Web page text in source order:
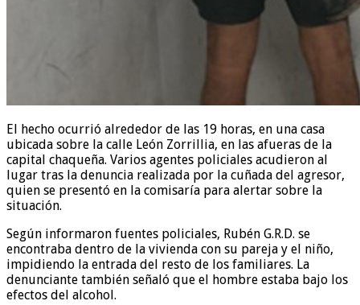
El hecho ocurrió alrededor de las 19 horas, en una casa
ubicada sobre la calle León Zorrillia, en las afueras de la
capital chaqueña. Varios agentes policiales acudieron al
lugar tras la denuncia realizada por la cuñada del agresor,
quien se presentó en la comisaría para alertar sobre la
situación.
Según informaron fuentes policiales, Rubén G.R.D. se
encontraba dentro de la vivienda con su pareja y el niño,
impidiendo la entrada del resto de los familiares. La
denunciante también señaló que el hombre estaba bajo los
efectos del alcohol.